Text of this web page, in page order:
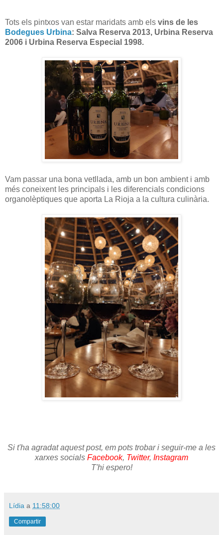
Tots els pintxos van estar maridats amb els vins de les
Bodegues Urbina: Salva Reserva 2013, Urbina Reserva
2006 i Urbina Reserva Especial 1998.
Vam passar una bona vetllada, amb un bon ambient i amb
més coneixent les principals i les diferencials condicions
organolèptiques que aporta La Rioja a la cultura culinària.
Si t'ha agradat aquest post, em pots trobar i seguir-me a les
xarxes socials Facebook, Twitter, Instagram
T'hi espero!
Lídia a 11:58:00
Compartir